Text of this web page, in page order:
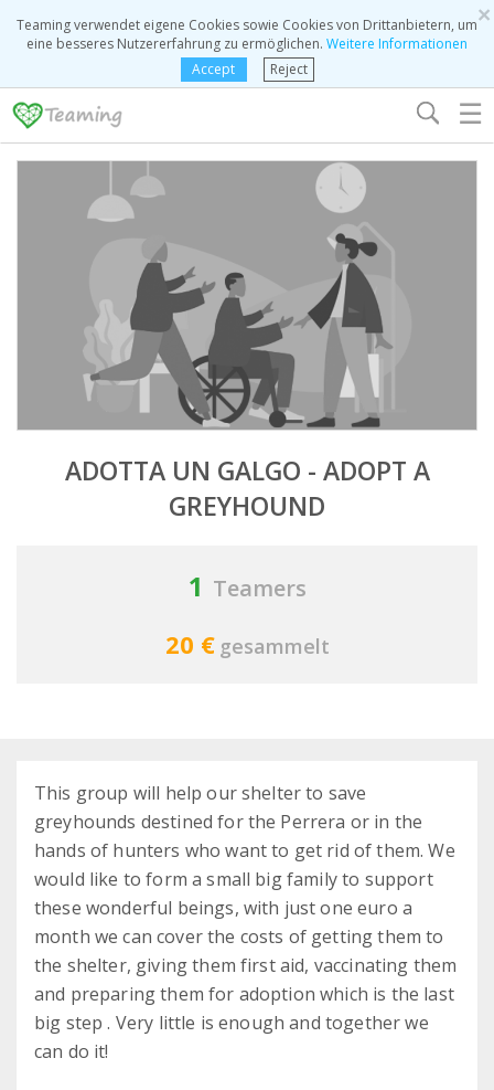
×
Teaming verwendet eigene Cookies sowie Cookies von Drittanbietern, um
eine besseres Nutzererfahrung zu ermöglichen. Weitere Informationen
Accept
Reject
☰
ADOTTA UN GALGO - ADOPT A
GREYHOUND
1 Teamers
20 € gesammelt
This group will help our shelter to save
greyhounds destined for the Perrera or in the
hands of hunters who want to get rid of them. We
would like to form a small big family to support
these wonderful beings, with just one euro a
month we can cover the costs of getting them to
the shelter, giving them first aid, vaccinating them
and preparing them for adoption which is the last
big step . Very little is enough and together we
can do it!